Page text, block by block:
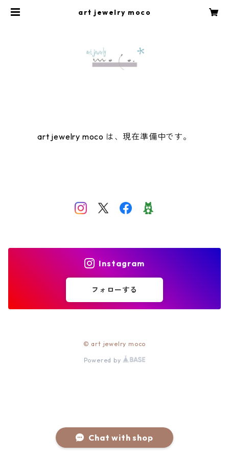
art jewelry moco
art jewelry moco は、現在準備中です。
Instagram
フォローする
© art jewelry moco
Powered by
Chat with shop